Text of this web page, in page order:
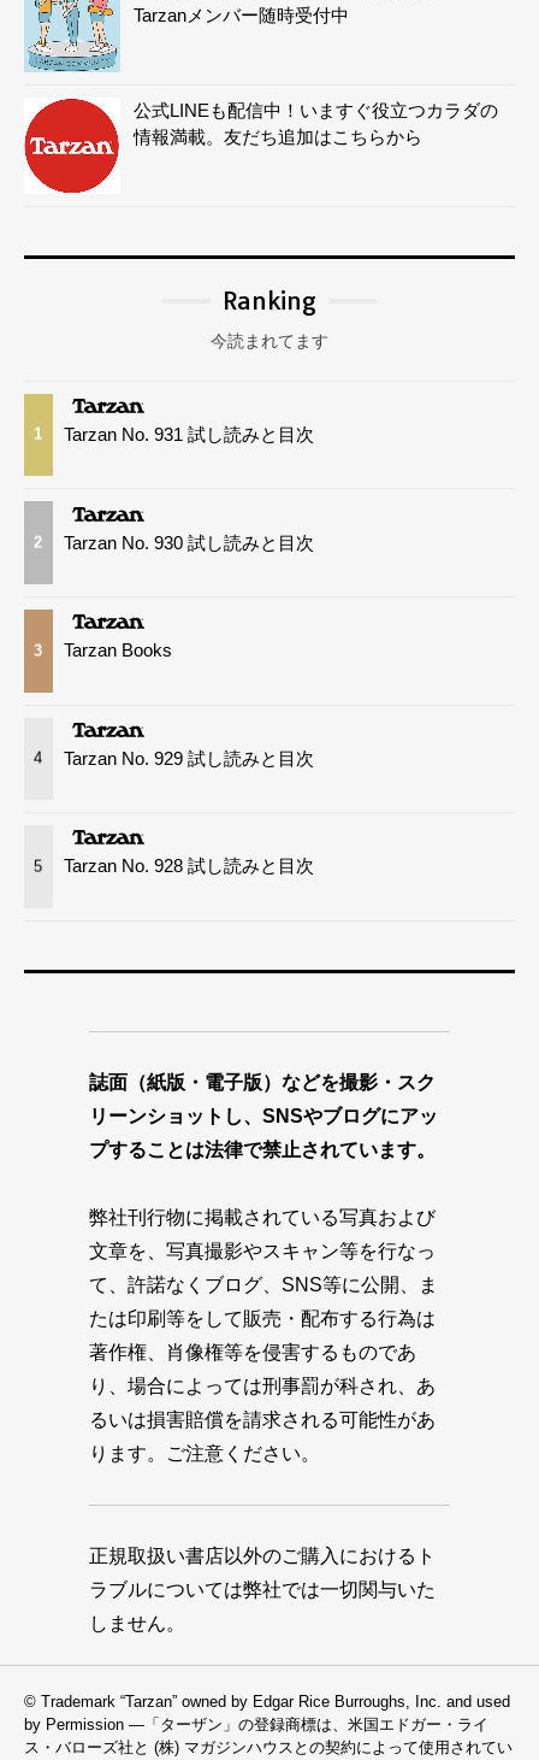
Tarzanメンバー随時受付中
公式LINEも配信中！いますぐ役立つカラダの
情報満載。友だち追加はこちらから
Ranking
今読まれてます
1 Tarzan No. 931 試し読みと目次
2 Tarzan No. 930 試し読みと目次
3 Tarzan Books
4 Tarzan No. 929 試し読みと目次
5 Tarzan No. 928 試し読みと目次
誌面（紙版・電子版）などを撮影・スク
リーンショットし、SNSやブログにアッ
プすることは法律で禁止されています。
弊社刊行物に掲載されている写真および
文章を、写真撮影やスキャン等を行なっ
て、許諾なくブログ、SNS等に公開、ま
たは印刷等をして販売・配布する行為は
著作権、肖像権等を侵害するものであ
り、場合によっては刑事罰が科され、あ
るいは損害賠償を請求される可能性があ
ります。ご注意ください。
正規取扱い書店以外のご購入におけるト
ラブルについては弊社では一切関与いた
しません。
© Trademark “Tarzan” owned by Edgar Rice Burroughs, Inc. and used
by Permission —「ターザン」の登録商標は、米国エドガー・ライ
ス・バローズ社と (株) マガジンハウスとの契約によって使用されてい